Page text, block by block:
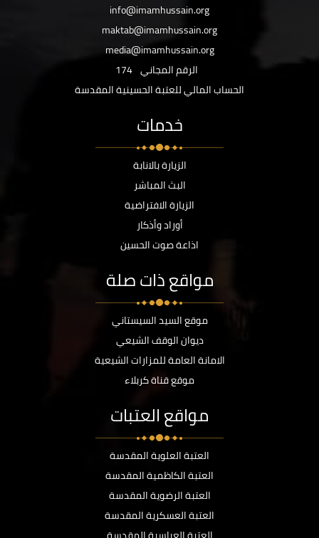
info@imamhussain.org
maktab@imamhussain.org
media@imamhussain.org
الرقم المجاني 174
الحساب المالي للعتبة الحسينية المقدسة
خدمات
الزيارة بالانابة
البث المباشر
الزيارة الافتراضية
أوراد وأذكار
اذاعة صوت الحسين
مواقع ذات صلة
موقع السيد السيستاني
ديوان الوقف الشيعي
الامانة العامة للمزارات الشيعية
موقع قناة كربلاء
مواقع العتبات
العتبة العلوية المقدسة
العتبة الكاظمية المقدسة
العتبة الرضوية المقدسة
العتبة العسكرية المقدسة